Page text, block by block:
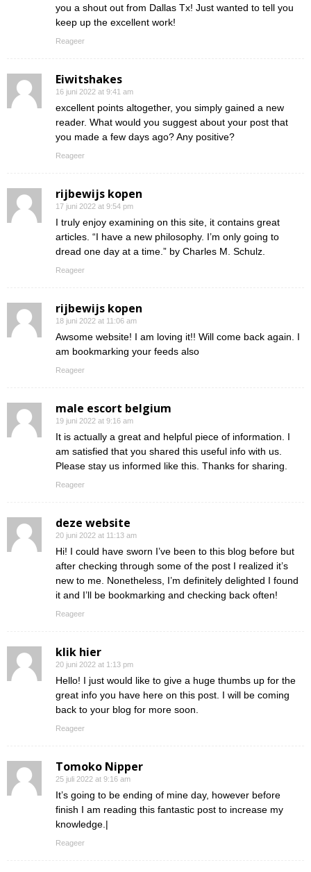
you a shout out from Dallas Tx! Just wanted to tell you
keep up the excellent work!
Reageer
Eiwitshakes
16 juni 2022 at 9:41 am
excellent points altogether, you simply gained a new
reader. What would you suggest about your post that
you made a few days ago? Any positive?
Reageer
rijbewijs kopen
17 juni 2022 at 9:54 pm
I truly enjoy examining on this site, it contains great
articles. “I have a new philosophy. I’m only going to
dread one day at a time.” by Charles M. Schulz.
Reageer
rijbewijs kopen
18 juni 2022 at 11:06 am
Awsome website! I am loving it!! Will come back again. I
am bookmarking your feeds also
Reageer
male escort belgium
19 juni 2022 at 9:16 am
It is actually a great and helpful piece of information. I
am satisfied that you shared this useful info with us.
Please stay us informed like this. Thanks for sharing.
Reageer
deze website
20 juni 2022 at 11:13 am
Hi! I could have sworn I’ve been to this blog before but
after checking through some of the post I realized it’s
new to me. Nonetheless, I’m definitely delighted I found
it and I’ll be bookmarking and checking back often!
Reageer
klik hier
20 juni 2022 at 1:13 pm
Hello! I just would like to give a huge thumbs up for the
great info you have here on this post. I will be coming
back to your blog for more soon.
Reageer
Tomoko Nipper
25 juli 2022 at 9:16 am
It’s going to be ending of mine day, however before
finish I am reading this fantastic post to increase my
knowledge.|
Reageer